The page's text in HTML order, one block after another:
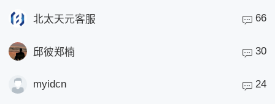
北太天元客服 66
邱彼郑楠 30
myidcn 24